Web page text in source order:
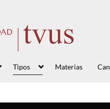
Tipos Materias